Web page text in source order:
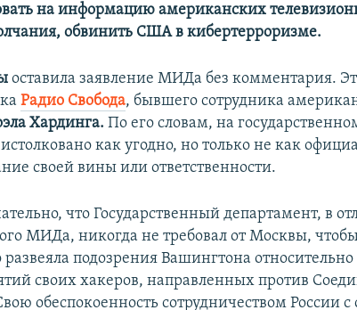
на информацию американских
обвинить США в кибертерроризме.
оставила заявление МИДа без комментария.
Радио Свобода, бывшего сотрудника
Хардинга.По его словам, на
как угодно, но только не как
своей вины или ответственности.
что Государственный департамент, в
МИДа, никогда не требовал от Москвы,
подозрения Вашингтона относительно
своих хакеров, направленных против
обеспокоенность сотрудничеством России с